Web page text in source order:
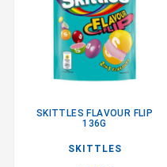
SKITTLES FLAVOUR FLIP
136G
SKITTLES